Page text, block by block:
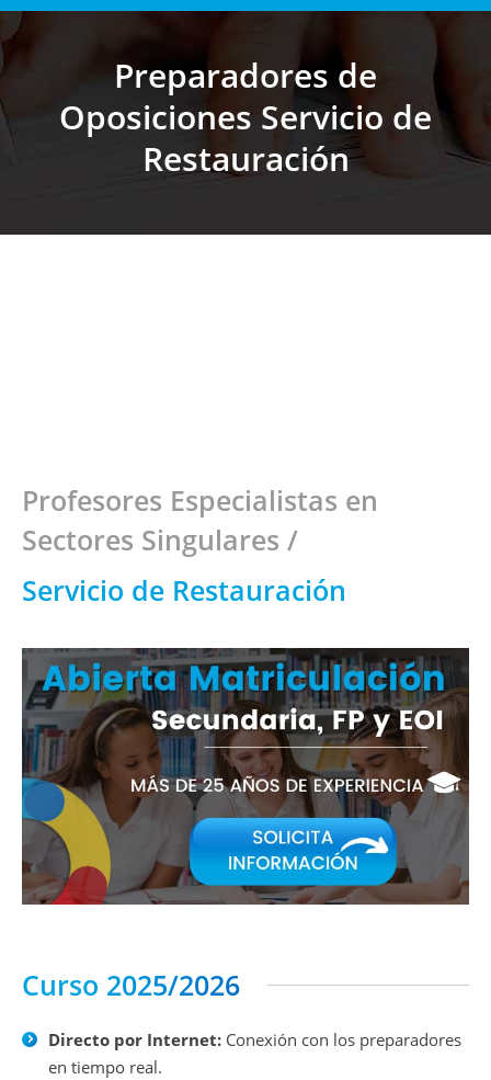
Preparadores de
Oposiciones Servicio de
Restauración
Estás aquí:
Profesores Especialistas en
Sectores Singulares /
Servicio de Restauración
Curso 2025/2026
Directo por Internet: Conexión con los preparadores
en tiempo real.